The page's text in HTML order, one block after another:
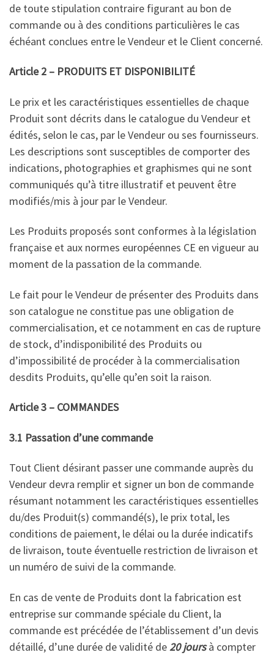
de toute stipulation contraire figurant au bon de
commande ou à des conditions particulières le cas
échéant conclues entre le Vendeur et le Client concerné.
Article 2 – PRODUITS ET DISPONIBILITÉ
Le prix et les caractéristiques essentielles de chaque
Produit sont décrits dans le catalogue du Vendeur et
édités, selon le cas, par le Vendeur ou ses fournisseurs.
Les descriptions sont susceptibles de comporter des
indications, photographies et graphismes qui ne sont
communiqués qu’à titre illustratif et peuvent être
modifiés/mis à jour par le Vendeur.
Les Produits proposés sont conformes à la législation
française et aux normes européennes CE en vigueur au
moment de la passation de la commande.
Le fait pour le Vendeur de présenter des Produits dans
son catalogue ne constitue pas une obligation de
commercialisation, et ce notamment en cas de rupture
de stock, d’indisponibilité des Produits ou
d’impossibilité de procéder à la commercialisation
desdits Produits, qu’elle qu’en soit la raison.
Article 3 – COMMANDES
3.1 Passation d’une commande
Tout Client désirant passer une commande auprès du
Vendeur devra remplir et signer un bon de commande
résumant notamment les caractéristiques essentielles
du/des Produit(s) commandé(s), le prix total, les
conditions de paiement, le délai ou la durée indicatifs
de livraison, toute éventuelle restriction de livraison et
un numéro de suivi de la commande.
En cas de vente de Produits dont la fabrication est
entreprise sur commande spéciale du Client, la
commande est précédée de l’établissement d’un devis
détaillé, d’une durée de validité de 20 joursà compter